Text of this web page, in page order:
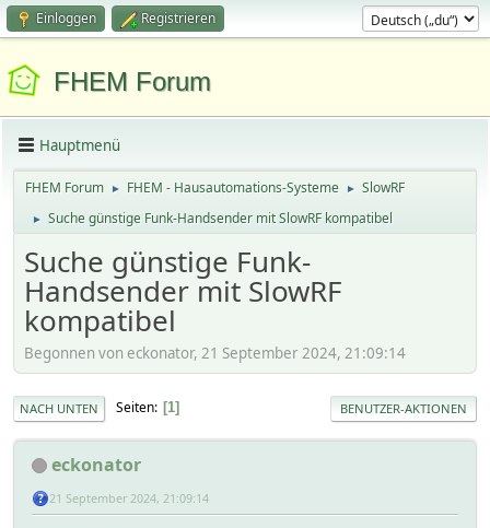
Einloggen Registrieren
FHEM Forum
Hauptmenü
FHEM Forum ► FHEM - Hausautomations-Systeme ► SlowRF
► Suche günstige Funk-Handsender mit SlowRF kompatibel
Suche günstige Funk-
Handsender mit SlowRF
kompatibel
Begonnen von eckonator, 21 September 2024, 21:09:14
NACH UNTEN Seiten 1 BENUTZER-AKTIONEN
eckonator
21 September 2024, 21:09:14